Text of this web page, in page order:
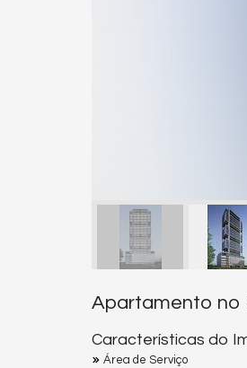
Apartamento no
Características do
Área de Serviço